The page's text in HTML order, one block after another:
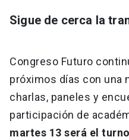
Sigue de cerca la
Congreso Futuro
próximos días con una
charlas, paneles y
participación de
martes 13 será el